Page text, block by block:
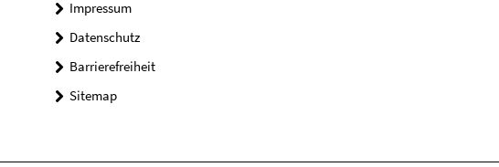
Impressum
Datenschutz
Barrierefreiheit
Sitemap